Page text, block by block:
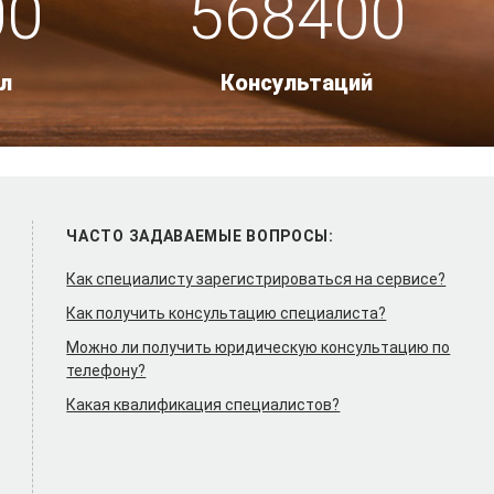
568400
Консультаций
ЧАСТО ЗАДАВАЕМЫЕ ВОПРОСЫ:
Как специалисту зарегистрироваться на сервисе?
Как получить консультацию специалиста?
Можно ли получить юридическую консультацию по
телефону?
Какая квалификация специалистов?